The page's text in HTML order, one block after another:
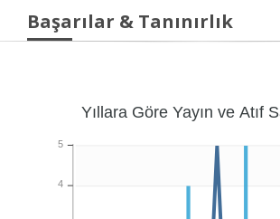
Başarılar & Tanınırlık
Yıllara Göre Yayın ve Atıf
5
4